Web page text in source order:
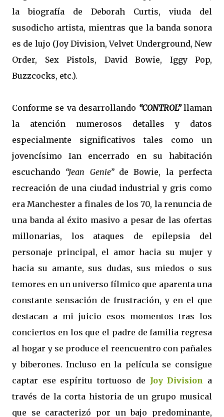
la biografía de Deborah Curtis, viuda del
susodicho artista, mientras que la banda sonora
es de lujo (Joy Division, Velvet Underground, New
Order, Sex Pistols, David Bowie, Iggy Pop,
Buzzcocks, etc.).
Conforme se va desarrollando “CONTROL”llaman
la atención numerosos detalles y datos
especialmente significativos tales como un
jovencísimo Ian encerrado en su habitación
escuchando “Jean Genie”de Bowie, la perfecta
recreación de una ciudad industrial y gris como
era Manchester a finales de los 70, la renuncia de
una banda al éxito masivo a pesar de las ofertas
millonarias, los ataques de epilepsia del
personaje principal, el amor hacia su mujer y
hacia su amante, sus dudas, sus miedos o sus
temores en un universo fílmico que aparenta una
constante sensación de frustración, y en el que
destacan a mi juicio esos momentos tras los
conciertos en los que el padre de familia regresa
al hogar y se produce el reencuentro con pañales
y biberones. Incluso en la película se consigue
captar ese espíritu tortuoso de Joy Division a
través de la corta historia de un grupo musical
que se caracterizó por un bajo predominante,